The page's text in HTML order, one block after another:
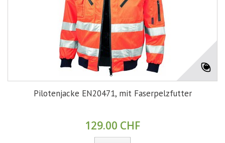
Pilotenjacke EN20471, mit Faserpelzfutter
129.00 CHF